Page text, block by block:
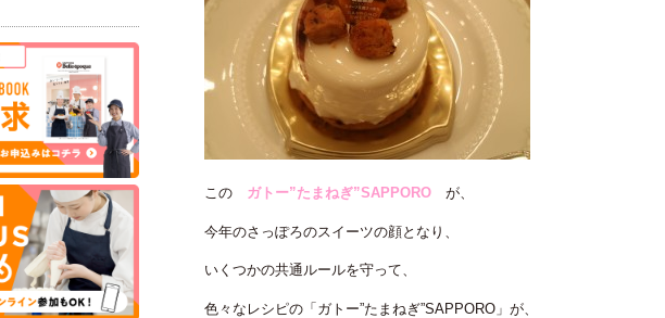
この ガトー”たまねぎ”SAPPORO が、
今年のさっぽろのスイーツの顔となり、
いくつかの共通ルールを守って、
色々なレシピの「ガトー”たまねぎ”SAPPORO」が、